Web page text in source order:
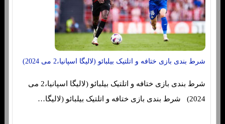
شرط بندی بازی ختافه و اتلتیک بیلبائو (لالیگا اسپانیا،2 می 2024)
شرط بندی بازی ختافه و اتلتیک بیلبائو (لالیگا اسپانیا،2 می
2024) شرط بندی بازی ختافه و اتلتیک بیلبائو (لالیگا…